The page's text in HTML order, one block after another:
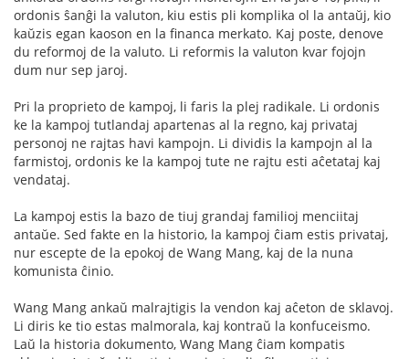
ordonis ŝanĝi la valuton, kiu estis pli komplika ol la antaŭj, kio
kaŭzis egan kaoson en la financa merkato. Kaj poste, denove
du reformoj de la valuto. Li reformis la valuton kvar fojojn
dum nur sep jaroj.
Pri la proprieto de kampoj, li faris la plej radikale. Li ordonis
ke la kampoj tutlandaj apartenas al la regno, kaj privataj
personoj ne rajtas havi kampojn. Li dividis la kampojn al la
farmistoj, ordonis ke la kampoj tute ne rajtu esti aĉetataj kaj
vendataj.
La kampoj estis la bazo de tiuj grandaj familioj menciitaj
antaŭe. Sed fakte en la historio, la kampoj ĉiam estis privataj,
nur escepte de la epokoj de Wang Mang, kaj de la nuna
komunista ĉinio.
Wang Mang ankaŭ malrajtigis la vendon kaj aĉeton de sklavoj.
Li diris ke tio estas malmorala, kaj kontraŭ la konfuceismo.
Laŭ la historia dokumento, Wang Mang ĉiam kompatis